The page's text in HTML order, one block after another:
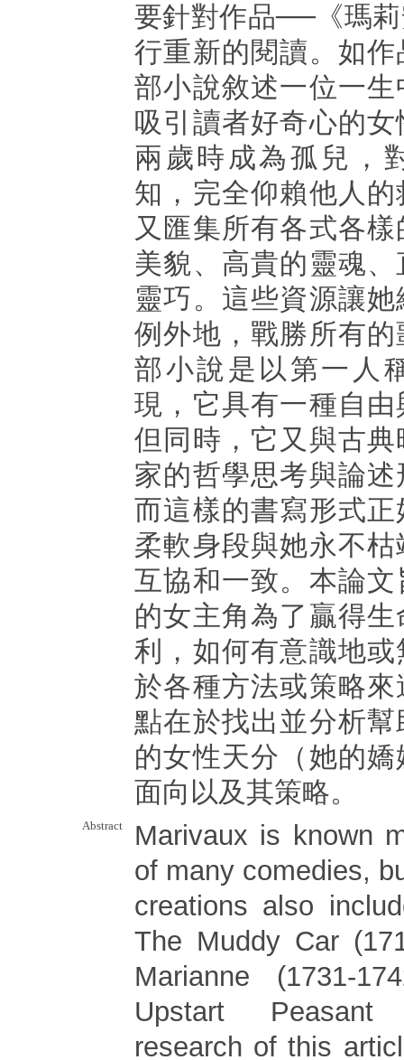
要針對作品──《瑪
行重新的閱讀。如
部小說敘述一位一
吸引讀者好奇心的
兩歲時成為孤兒，
知，完全仰賴他人
又匯集所有各式各
美貌、高貴的靈魂
靈巧。這些資源讓
例外地，戰勝所有
部小說是以第一人
現，它具有一種自
但同時，它又與古
家的哲學思考與論
而這樣的書寫形式
柔軟身段與她永不
互協和一致。本論
的女主角為了贏得
利，如何有意識地
於各種方法或策略
點在於找出並分析
的女性天分（她的
面向以及其策略。
Abstract
Marivaux is known
of many comedies,
creations also
The Muddy Car
Marianne (1731-
Upstart
research of this